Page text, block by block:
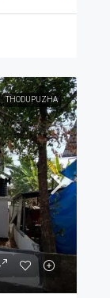
THODUPUZHA